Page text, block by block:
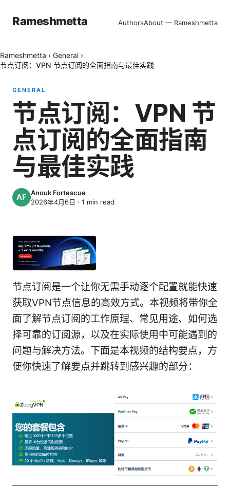
Rameshmetta AuthorsAbout — Rameshmetta
Rameshmetta › General ›
节点订阅：VPN 节点订阅的全面指南与最佳实践
GENERAL
节点订阅：VPN 节
点订阅的全面指南
与最佳实践
Anouk Fortescue
2026年4月6日 · 1 min read
节点订阅是一个让你无需手动逐个配置就能快速
获取VPN节点信息的高效方式。本视频将带你全
面了解节点订阅的工作原理、常见用途、如何选
择可靠的订阅源，以及在实际使用中可能遇到的
问题与解决方法。下面是本视频的结构要点，方
便你快速了解要点并跳转到感兴趣的部分：